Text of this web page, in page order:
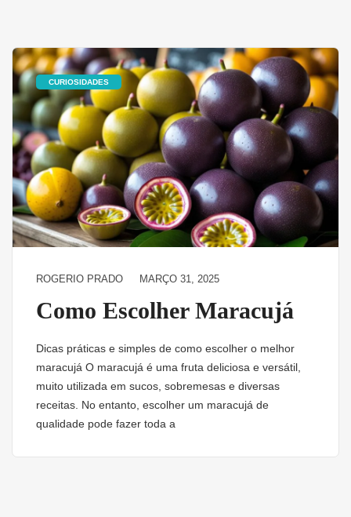
CURIOSIDADES
ROGERIO PRADO MARÇO 31, 2025
Como Escolher Maracujá
Dicas práticas e simples de como escolher o melhor
maracujá O maracujá é uma fruta deliciosa e versátil,
muito utilizada em sucos, sobremesas e diversas
receitas. No entanto, escolher um maracujá de
qualidade pode fazer toda a